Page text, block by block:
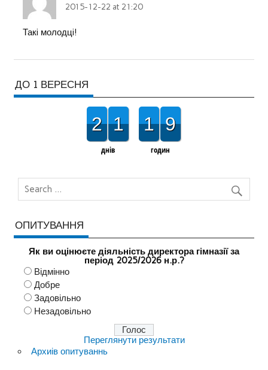
2015-12-22 at 21:20
Такi молодцi!
ДО 1 ВЕРЕСНЯ
2 1
днів
1 9
годин
ОПИТУВАННЯ
Як ви оцінюєте діяльність директора гімназії за
період 2025/2026 н.р.?
Відмінно
Добре
Задовільно
Незадовільно
Переглянути результати
Архиів опитуваннь